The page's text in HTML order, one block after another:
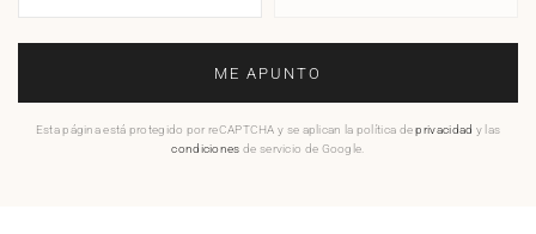
ME APUNTO
Esta página está protegido por reCAPTCHA y se aplican la política deprivacidad y las
condiciones de servicio de Google.